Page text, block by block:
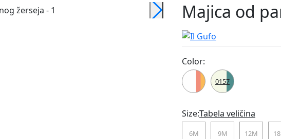
Majica od
Size:Tabela veličina
6M 9M 12M
Color:
0157